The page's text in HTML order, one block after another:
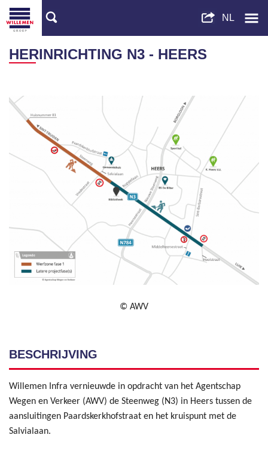
HERINRICHTING N3 - HEERS
© AWV
BESCHRIJVING
Willemen Infra vernieuwde in opdracht van het Agentschap
Wegen en Verkeer (AWV) de Steenweg (N3) in Heers tussen de
aansluitingen Paardskerkhofstraat en het kruispunt met de
Salvialaan.